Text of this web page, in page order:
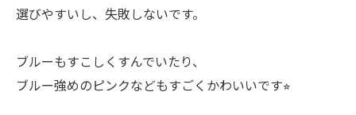
選びやすいし、失敗しないです。
ブルーもすこしくすんでいたり、
ブルー強めのピンクなどもすごくかわいいです⭐︎